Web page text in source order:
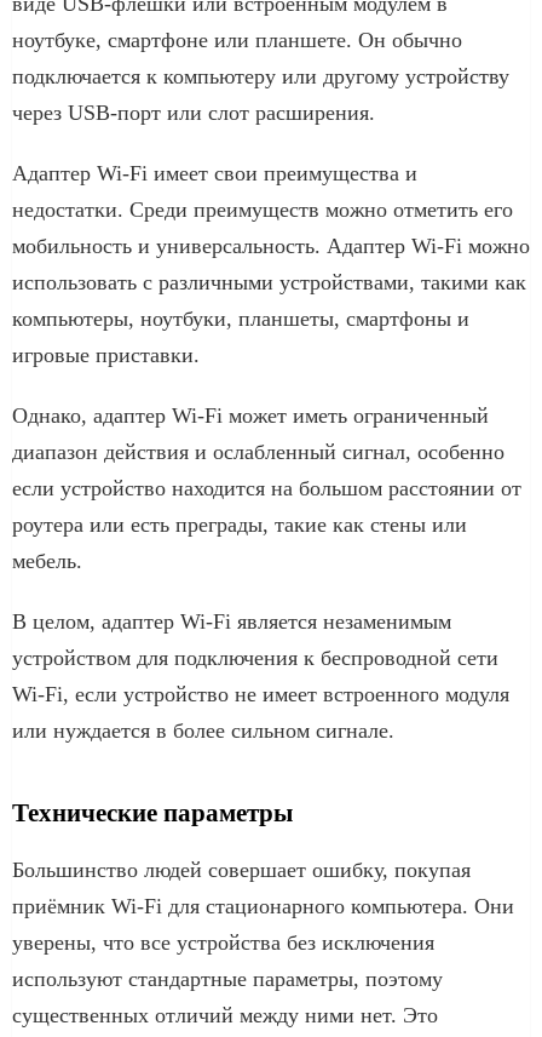
ноутбуке, смартфоне или планшете. Он обычно
подключается к компьютеру или другому устройству
через USB-порт или слот расширения.
Адаптер Wi-Fi имеет свои преимущества и
недостатки. Среди преимуществ можно отметить его
мобильность и универсальность. Адаптер Wi-Fi можно
использовать с различными устройствами, такими как
компьютеры, ноутбуки, планшеты, смартфоны и
игровые приставки.
Однако, адаптер Wi-Fi может иметь ограниченный
диапазон действия и ослабленный сигнал, особенно
если устройство находится на большом расстоянии от
роутера или есть преграды, такие как стены или
мебель.
В целом, адаптер Wi-Fi является незаменимым
устройством для подключения к беспроводной сети
Wi-Fi, если устройство не имеет встроенного модуля
или нуждается в более сильном сигнале.
Технические параметры
Большинство людей совершает ошибку, покупая
приёмник Wi-Fi для стационарного компьютера. Они
уверены, что все устройства без исключения
используют стандартные параметры, поэтому
существенных отличий между ними нет. Это